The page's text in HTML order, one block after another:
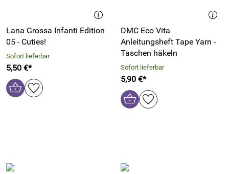
Lana Grossa Infanti Edition
05 - Cuties!
Sofort lieferbar
5,50 €*
DMC Eco Vita
Anleitungsheft Tape Yarn -
Taschen häkeln
Sofort lieferbar
5,90 €*